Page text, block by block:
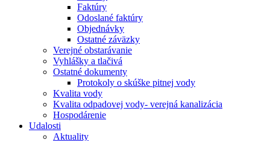
Faktúry
Odoslané faktúry
Objednávky
Ostatné záväzky
Verejné obstarávanie
Vyhlášky a tlačivá
Ostatné dokumenty
Protokoly o skúške pitnej vody
Kvalita vody
Kvalita odpadovej vody- verejná kanalizácia
Hospodárenie
Udalosti
Aktuality